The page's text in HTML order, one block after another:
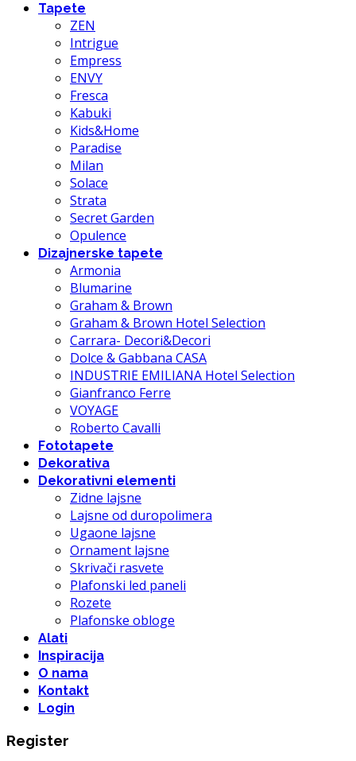
Tapete
ZEN
Intrigue
Empress
ENVY
Fresca
Kabuki
Kids&Home
Paradise
Milan
Solace
Strata
Secret Garden
Opulence
Dizajnerske tapete
Armonia
Blumarine
Graham & Brown
Graham & Brown Hotel Selection
Carrara- Decori&Decori
Dolce & Gabbana CASA
INDUSTRIE EMILIANA Hotel Selection
Gianfranco Ferre
VOYAGE
Roberto Cavalli
Fototapete
Dekorativa
Dekorativni elementi
Zidne lajsne
Lajsne od duropolimera
Ugaone lajsne
Ornament lajsne
Skrivači rasvete
Plafonski led paneli
Rozete
Plafonske obloge
Alati
Inspiracija
O nama
Kontakt
Login
Register